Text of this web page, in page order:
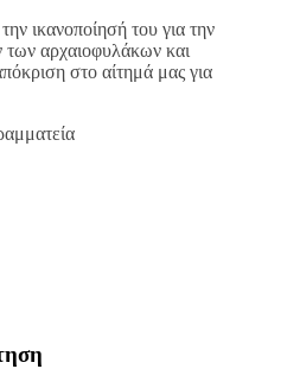
ικανοποίησή του για την
των αρχαιοφυλάκων και
στο αίτημά μας για